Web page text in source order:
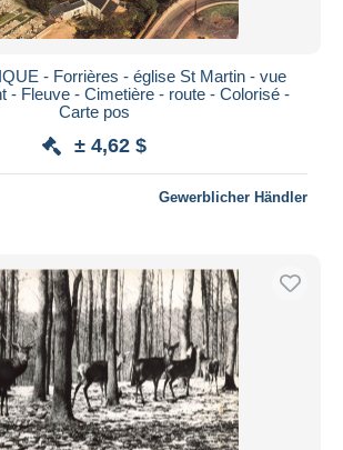
- Forrières - église St Martin - vue
- Fleuve - Cimetière - route - Colorisé -
Carte pos
± 4,62 $
Gewerblicher Händler